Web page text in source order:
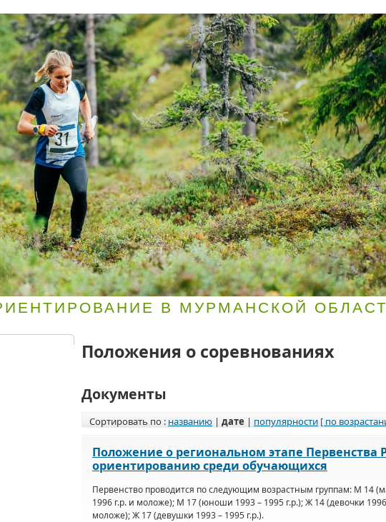
В МУРМАНСКОЙ
Положения о соревнованиях
Документы
Сортировать по : названию | дате | популярности [ по
Положение о региональном этапе Первенства
ориентированию среди обучающихся
Первенство проводится по следующим возрастным группам: М 14
1996 г.р. и моложе); М 17 (юноши 1993 – 1995 г.р.);Ж 14 (девочки
моложе);Ж 17 (девушки 1993 – 1995 г.р.).